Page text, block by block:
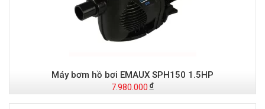
Máy bơm hồ bơi EMAUX SPH150 1.5HP
7.980.000